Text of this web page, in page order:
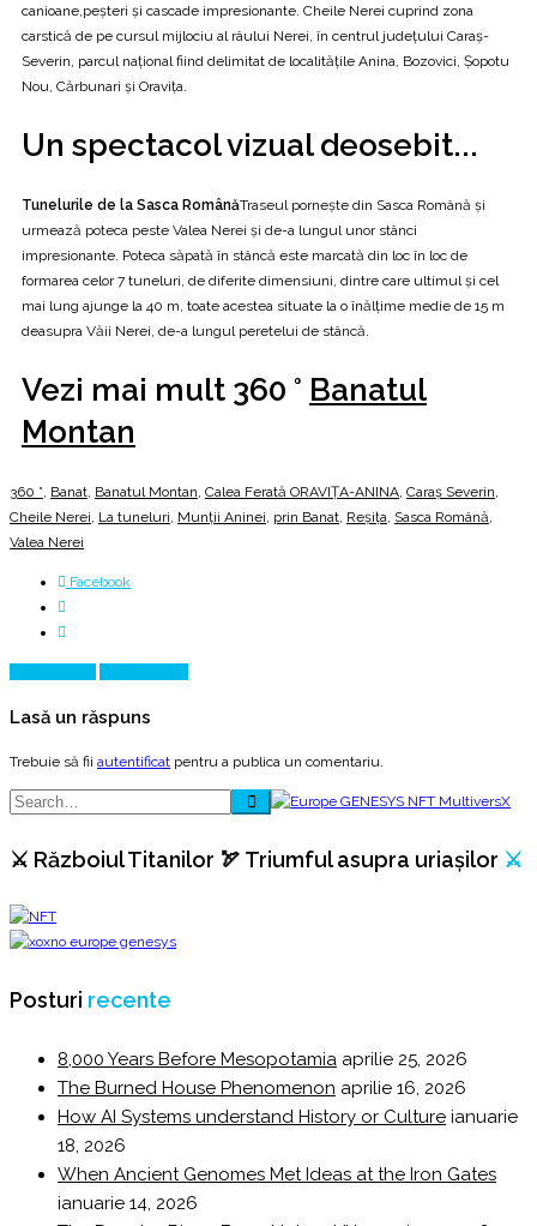
canioane,peșteri și cascade impresionante. Cheile Nerei cuprind zona
carstică de pe cursul mijlociu al râului Nerei, în centrul județului Caraș-
Severin, parcul național fiind delimitat de localitățile Anina, Bozovici, Șopotu
Nou, Cărbunari și Oravița.
Un spectacol vizual deosebit...
Tunelurile de la Sasca RomânăTraseul pornește din Sasca Română și
urmează poteca peste Valea Nerei și de-a lungul unor stânci
impresionante. Poteca săpată în stâncă este marcată din loc în loc de
formarea celor 7 tuneluri, de diferite dimensiuni, dintre care ultimul și cel
mai lung ajunge la 40 m, toate acestea situate la o înălțime medie de 15 m
deasupra Văii Nerei, de-a lungul peretelui de stâncă.
Vezi mai mult 360 ° Banatul
Montan
360 °, Banat, Banatul Montan, Calea Ferată ORAVIȚA-ANINA, Caraș Severin,
Cheile Nerei, La tuneluri, Munții Aninei, prin Banat, Reşiţa, Sasca Română,
Valea Nerei
Facebook
Lasă un răspuns
Trebuie să fii autentificat pentru a publica un comentariu.
⚔️ Războiul Titanilor 🏹 Triumful asupra uriașilor ⚔️
Posturi recente
8,000 Years Before Mesopotamia aprilie 25, 2026
The Burned House Phenomenon aprilie 16, 2026
How AI Systems understand History or Culture ianuarie
18, 2026
When Ancient Genomes Met Ideas at the Iron Gates
ianuarie 14, 2026